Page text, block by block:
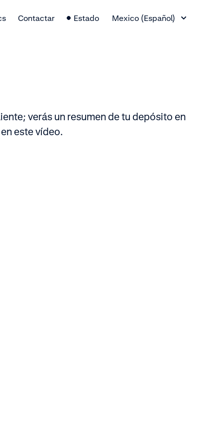
Contactar Estado
Mexico (Español)
verás un resumen de tu depósito en
este vídeo.